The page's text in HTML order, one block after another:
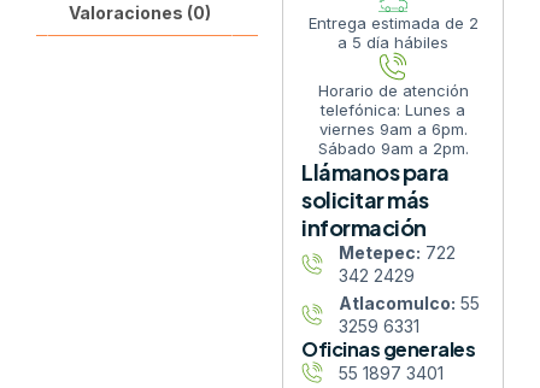
Valoraciones (0)
Entrega estimada de 2
a 5 día hábiles
Horario de atención
telefónica: Lunes a
viernes 9am a 6pm.
Sábado 9am a 2pm.
Llámanos para
solicitar más
información
Metepec: 722
342 2429
Atlacomulco: 55
3259 6331
Oficinas generales
55 1897 3401